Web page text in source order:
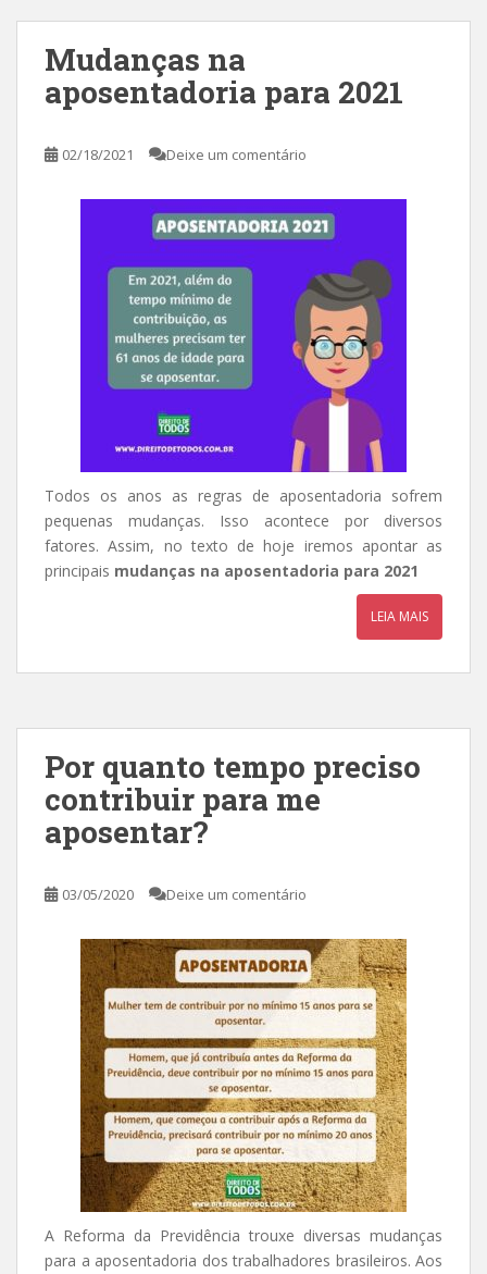
Mudanças na
aposentadoria para 2021
02/18/2021 Deixe um comentário
Todos os anos as regras de aposentadoria sofrem
pequenas mudanças. Isso acontece por diversos
fatores. Assim, no texto de hoje iremos apontar as
principais mudanças na aposentadoria para 2021
LEIA MAIS
Por quanto tempo preciso
contribuir para me
aposentar?
03/05/2020 Deixe um comentário
A Reforma da Previdência trouxe diversas mudanças
para a aposentadoria dos trabalhadores brasileiros. Aos